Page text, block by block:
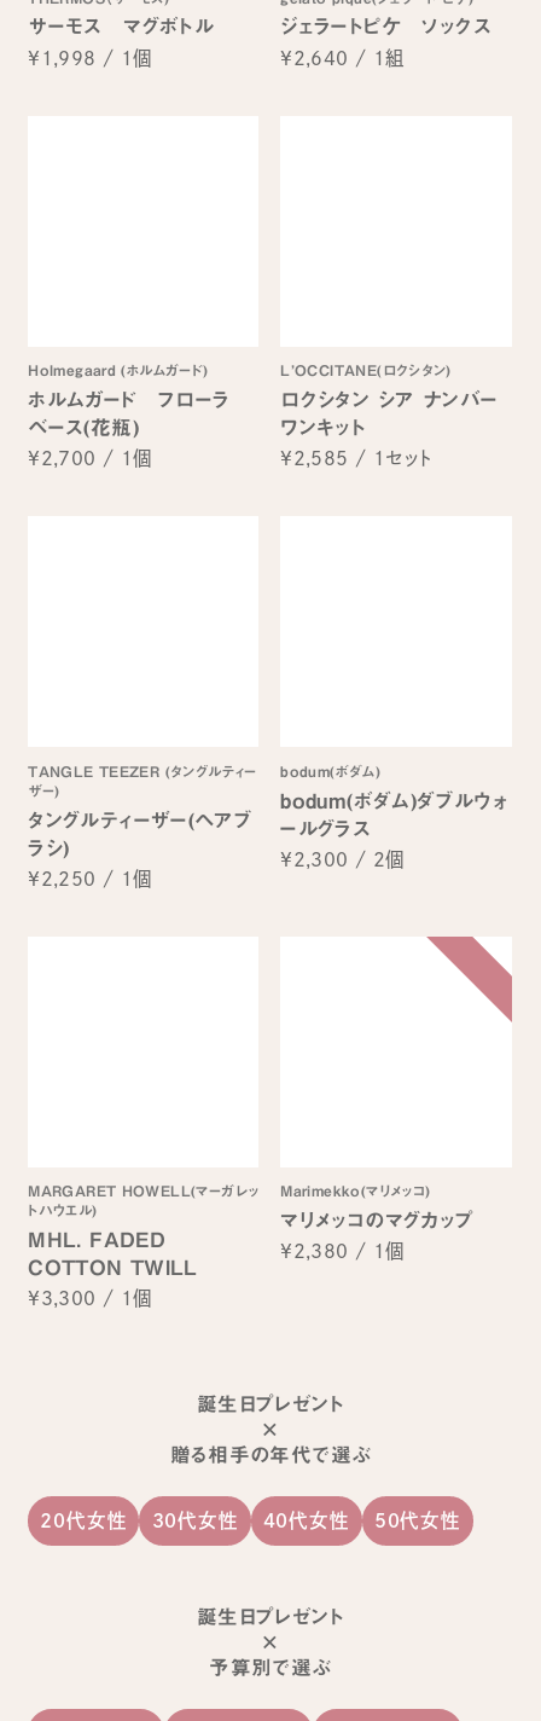
サーモス マグボトル
¥1,998 / 1個
ジェラートピケ ソックス
¥2,640 / 1組
Holmegaard (ホルムガード)
ホルムガード フローラ
ベース(花瓶)
¥2,700 / 1個
L’OCCITANE(ロクシタン)
ロクシタン シア ナンバー
ワンキット
¥2,585 / 1セット
TANGLE TEEZER (タングルティー
ザー)
タングルティーザー(ヘアブ
ラシ)
¥2,250 / 1個
bodum(ボダム)
bodum(ボダム)ダブルウォ
ールグラス
¥2,300 / 2個
MARGARET HOWELL(マーガレッ
トハウエル)
MHL. FADED
COTTON TWILL
¥3,300 / 1個
Marimekko(マリメッコ)
マリメッコのマグカップ
¥2,380 / 1個
誕生日プレゼント
×
贈る相手の年代で選ぶ
20代女性 30代女性 40代女性 50代女性
誕生日プレゼント
×
予算別で選ぶ